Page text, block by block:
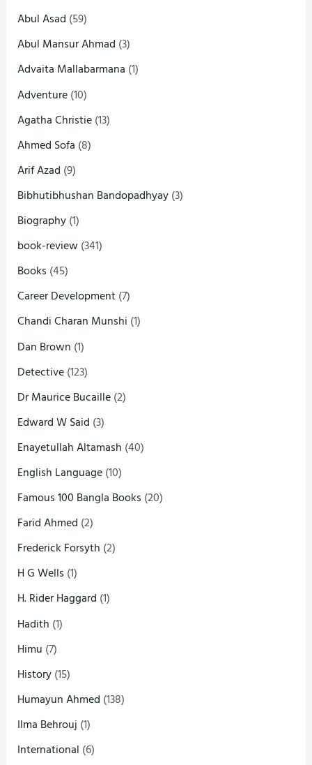
Abul Asad (59)
Abul Mansur Ahmad (3)
Advaita Mallabarmana (1)
Adventure(10)
Agatha Christie(13)
Ahmed Sofa (8)
Arif Azad (9)
Bibhutibhushan Bandopadhyay(3)
Biography(1)
book-review(341)
Books (45)
Career Development(7)
Chandi Charan Munshi (1)
Dan Brown (1)
Detective(123)
Dr Maurice Bucaille(2)
Edward W Said (3)
Enayetullah Altamash (40)
English Language(10)
Famous 100 Bangla Books (20)
Farid Ahmed (2)
Frederick Forsyth (2)
H G Wells (1)
H. Rider Haggard (1)
Hadith (1)
Himu (7)
History(15)
Humayun Ahmed (138)
Ilma Behrouj (1)
International (6)